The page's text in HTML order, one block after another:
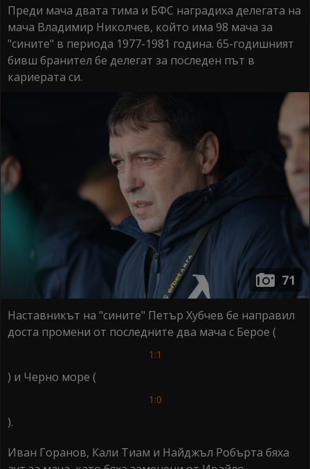
Преди мача двата тима и БФС наградиха делегата на
мача Владимир Николчев, който има 98 мача за
"сините" в периода 1977-1981 година. 65-годишният
бивш бранител бе делегат за последен път в
кариерата си.
71
Наставникът на "сините" Петър Хубчев бе направил
доста промени от последните два мача с Берое (
1:1
) и Черно море (
1:0
).
Иван Горанов, Кали Тиам и Найджъл Робърта бяха